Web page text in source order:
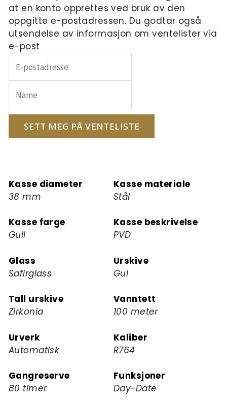
at en konto opprettes ved bruk av den
oppgitte e-postadressen. Du godtar også
utsendelse av informasjon om ventelister via
e-post
inn
e-
postadressen
din
ventelisten
for
produktet
SETT MEG PÅ VENTELISTE
Kasse diameter
38 mm
Kasse materiale
Stål
Kasse farge
Gull
Kasse beskrivelse
PVD
Glass
Safirglass
Urskive
Gul
Tall urskive
Zirkonia
Vanntett
100 meter
Urverk
Automatisk
Kaliber
R764
Gangreserve
80 timer
Funksjoner
Day-Date